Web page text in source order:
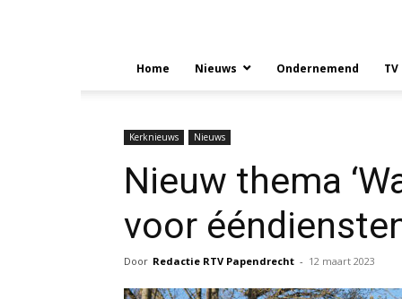
Home Nieuws Ondernemend
Kerknieuws Nieuws
Nieuw thema
voor
Door Redactie RTV Papendrecht - 12 maart 2023